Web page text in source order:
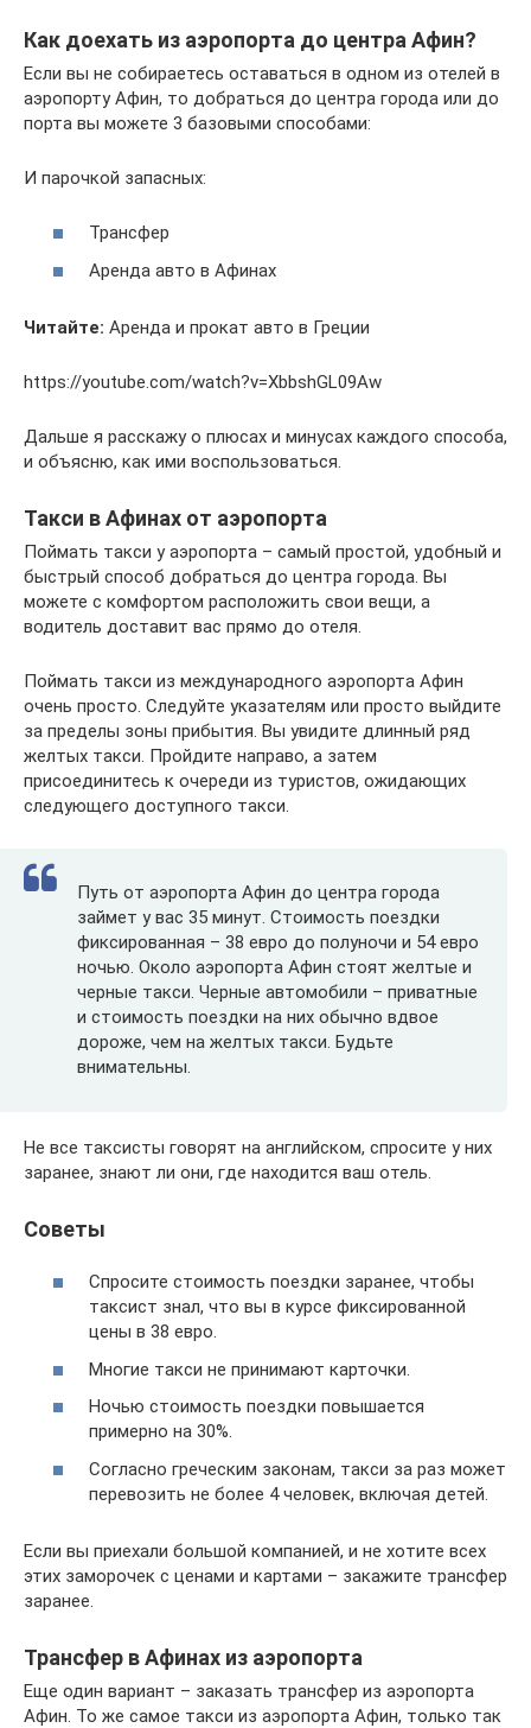
Как доехать из аэропорта до центра Афин?
Если вы не собираетесь оставаться в одном из отелей в
аэропорту Афин, то добраться до центра города или до
порта вы можете 3 базовыми способами:
И парочкой запасных:
Трансфер
Аренда авто в Афинах
Читайте: Аренда и прокат авто в Греции
https://youtube.com/watch?v=XbbshGL09Aw
Дальше я расскажу о плюсах и минусах каждого способа,
и объясню, как ими воспользоваться.
Такси в Афинах от аэропорта
Поймать такси у аэропорта – самый простой, удобный и
быстрый способ добраться до центра города. Вы
можете с комфортом расположить свои вещи, а
водитель доставит вас прямо до отеля.
Поймать такси из международного аэропорта Афин
очень просто. Следуйте указателям или просто выйдите
за пределы зоны прибытия. Вы увидите длинный ряд
желтых такси. Пройдите направо, а затем
присоединитесь к очереди из туристов, ожидающих
следующего доступного такси.
Путь от аэропорта Афин до центра города
займет у вас 35 минут. Стоимость поездки
фиксированная – 38 евро до полуночи и 54 евро
ночью. Около аэропорта Афин стоят желтые и
черные такси. Черные автомобили – приватные
и стоимость поездки на них обычно вдвое
дороже, чем на желтых такси. Будьте
внимательны.
Не все таксисты говорят на английском, спросите у них
заранее, знают ли они, где находится ваш отель.
Советы
Спросите стоимость поездки заранее, чтобы
таксист знал, что вы в курсе фиксированной
цены в 38 евро.
Многие такси не принимают карточки.
Ночью стоимость поездки повышается
примерно на 30%.
Согласно греческим законам, такси за раз может
перевозить не более 4 человек, включая детей.
Если вы приехали большой компанией, и не хотите всех
этих заморочек с ценами и картами – закажите трансфер
заранее.
Трансфер в Афинах из аэропорта
Еще один вариант – заказать трансфер из аэропорта
Афин. То же самое такси из аэропорта Афин, только так